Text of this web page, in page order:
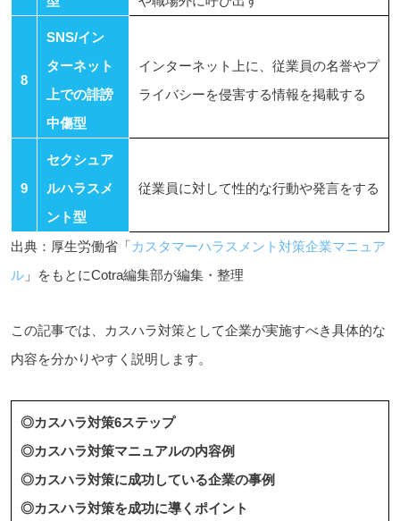
8
SNS/イン
ターネット
上での誹謗
中傷型
インターネット上に、従業員の名誉やプ
ライバシーを侵害する情報を掲載する
9
セクシュア
ルハラスメ
ント型
従業員に対して性的な行動や発言をする
出典：厚生労働省「カスタマーハラスメント対策企業マニュア
ル 」をもとにCotra編集部が編集・整理
この記事では、カスハラ対策として企業が実施すべき具体的な
内容を分かりやすく説明します。
◎カスハラ対策6ステップ
◎カスハラ対策マニュアルの内容例
◎カスハラ対策に成功している企業の事例
◎カスハラ対策を成功に導くポイント